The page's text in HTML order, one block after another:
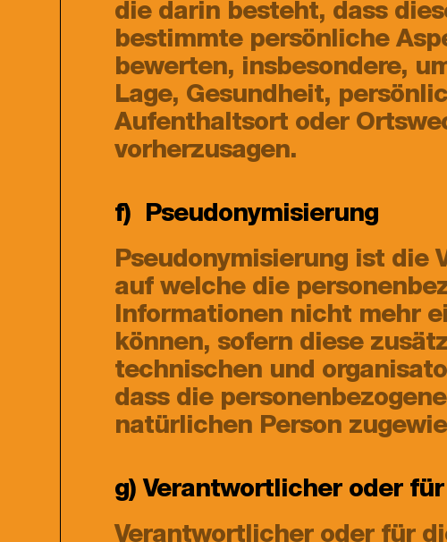
die darin besteht, dass
bestimmte persönliche
bewerten, insbesondere,
Lage, Gesundheit,
Aufenthaltsort oder
vorherzusagen.
f) Pseudonymisierung
Pseudonymisierung ist die
auf welche die
Informationen nicht mehr
können, sofern diese
technischen und
dass die
natürlichen Person
g) Verantwortlicher oder
Verantwortlicher oder für